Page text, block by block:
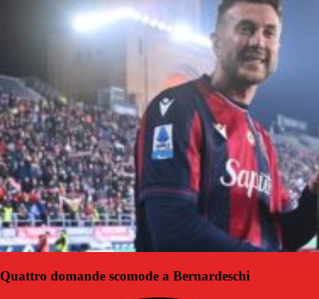
Quattro domande scomode a Bernardeschi